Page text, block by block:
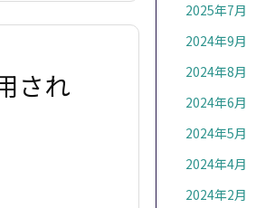
され
2025年7月
2024年9月
2024年8月
2024年6月
2024年5月
2024年4月
2024年2月